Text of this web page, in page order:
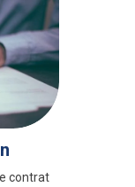
contrat